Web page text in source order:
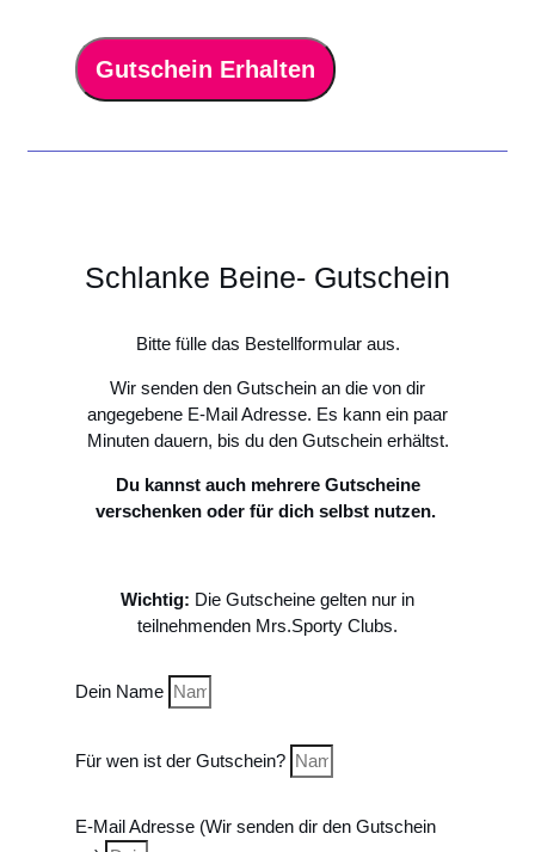
Gutschein Erhalten
Schlanke Beine- Gutschein
Bitte fülle das Bestellformular aus.
Wir senden den Gutschein an die von dir
angegebene E-Mail Adresse. Es kann ein paar
Minuten dauern, bis du den Gutschein erhältst.
Du kannst auch mehrere Gutscheine
verschenken oder für dich selbst nutzen.
Wichtig: Die Gutscheine gelten nur in
teilnehmenden Mrs.Sporty Clubs.
Dein Name
Für wen ist der Gutschein?
E-Mail Adresse (Wir senden dir den Gutschein